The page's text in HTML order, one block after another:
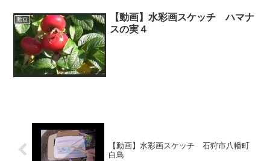
動画
【動画】水彩画スケッチ ハマナ
スの実４
【動画】水彩画スケッチ 石狩市八幡町
白鳥